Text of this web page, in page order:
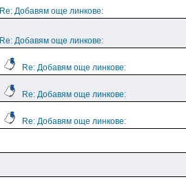
Re: Добавям още линкове:
Re: Добавям още линкове:
Re: Добавям още линкове:
Re: Добавям още линкове:
Re: Добавям още линкове: